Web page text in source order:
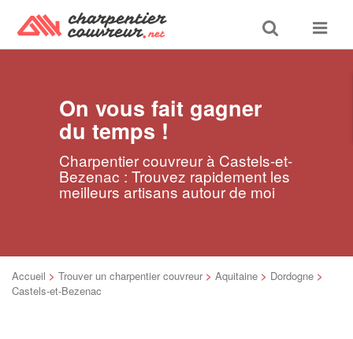
Toggle
search
Toggle
On vous fait gagner
du temps !
Charpentier couvreur à Castels-et-
Bezenac : Trouvez rapidement les
meilleurs artisans autour de moi
Accueil > Trouver un charpentier couvreur > Aquitaine > Dordogne >
Castels-et-Bezenac